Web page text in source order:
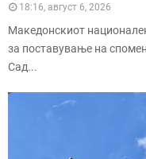
18:16, август 6, 2026
Македонскиот
за поставување на
Сад...